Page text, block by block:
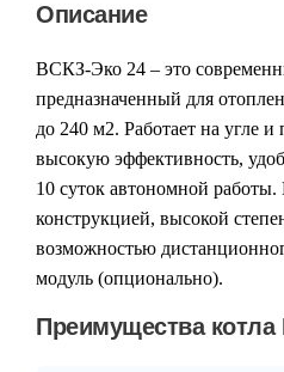
Описание
ВСКЗ-Эко 24 – это
предназначенный для
до 240 м2. Работает на угле и
высокую эффективность,
10 суток автономной работы.
конструкцией, высокой
возможностью
модуль (опционально).
Преимущества